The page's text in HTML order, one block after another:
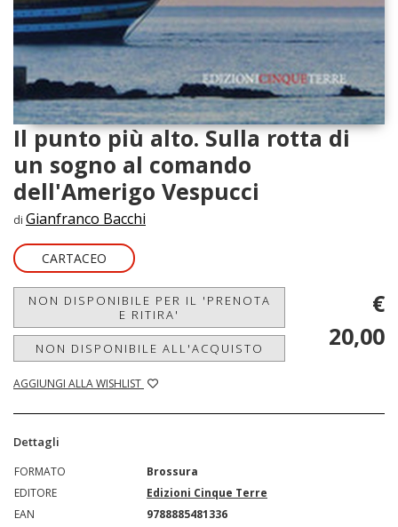
Il punto più alto. Sulla rotta di
un sogno al comando
dell'Amerigo Vespucci
di Gianfranco Bacchi
CARTACEO
NON DISPONIBILE PER IL 'PRENOTA
E RITIRA'
NON DISPONIBILE ALL'ACQUISTO
AGGIUNGI ALLA WISHLIST
€
20,00
Dettagli
FORMATO
Brossura
EDITORE
Edizioni Cinque Terre
EAN
9788885481336